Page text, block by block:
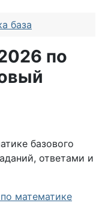
база
по
базового
ответами и
математике